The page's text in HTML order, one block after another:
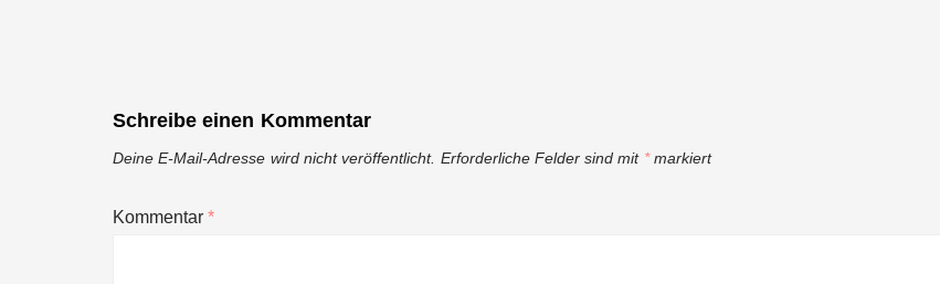
Schreibe einen Kommentar
Deine E-Mail-Adresse wird nicht veröffentlicht. Erforderliche Felder sind mit *markiert
Kommentar*